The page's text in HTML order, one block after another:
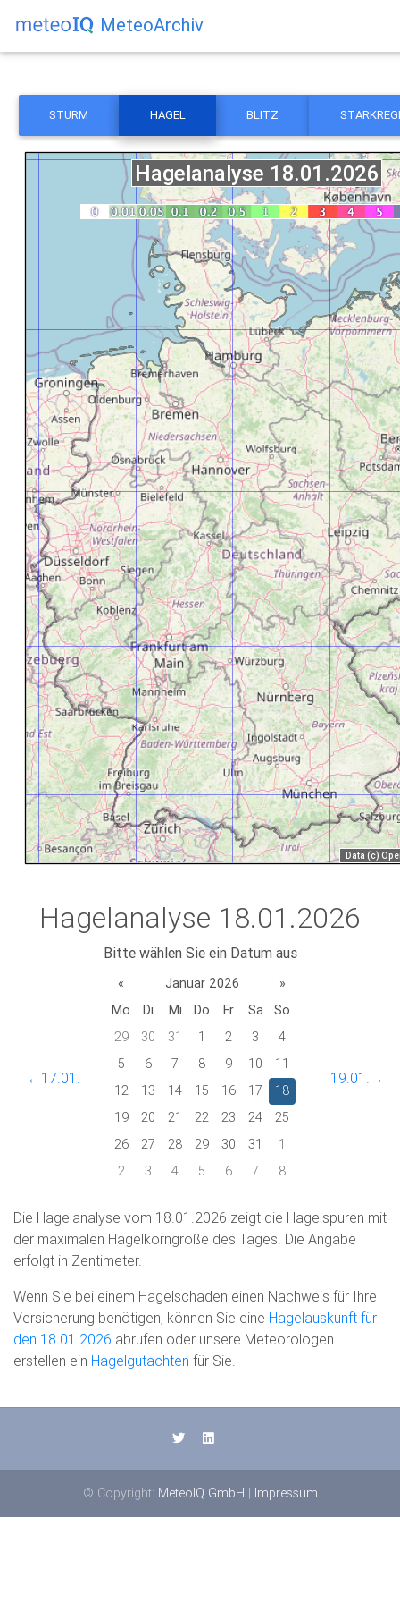
MeteoArchiv
STURM HAGEL BLITZ
Hagelanalyse 18.01.2026
Bitte wählen Sie ein Datum aus
←17.01.
« Januar 2026
»
Mo
Di Mi Do Fr Sa
So
29
30 31 1 2 3
4
5
6 7 8 9 10
11
12
13 14 15 16 17
18
19
20 21 22 23 24
25
26
27 28 29 30 31
1
2
3 4 5 6 7 8
19.01.→
Die Hagelanalyse vom 18.01.2026 zeigt die Hagelspuren mit
der maximalen Hagelkorngröße des Tages. Die Angabe
erfolgt in Zentimeter.
Wenn Sie bei einem Hagelschaden einen Nachweis für Ihre
Versicherung benötigen, können Sie eine Hagelauskunft für
den 18.01.2026 abrufen oder unsere Meteorologen
erstellen ein Hagelgutachten für Sie.
© Copyright: MeteoIQ GmbH | Impressum